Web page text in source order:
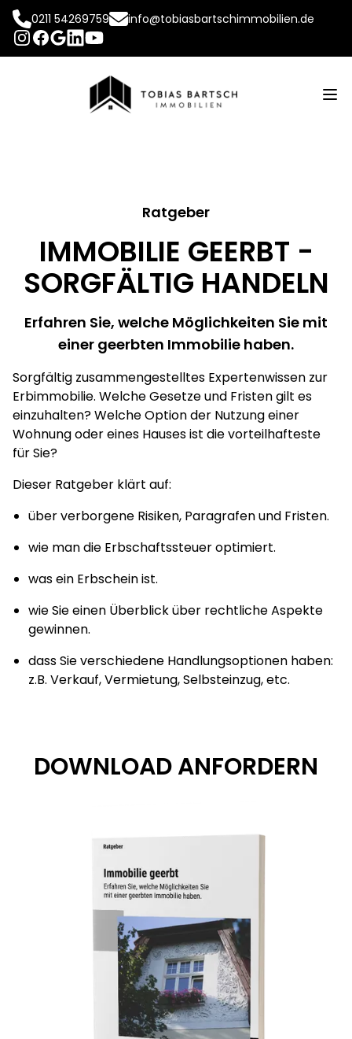
0211 54269759
info@tobiasbartschimmobilien.de
INSTAGRAM
FACEBOOK
GOOGLE
LINKEDINYOUTUBE
Ratgeber
IMMOBILIE GEERBT -
SORGFÄLTIG HANDELN
Erfahren Sie, welche Möglichkeiten Sie mit
einer geerbten Immobilie haben.
Sorgfältig zusammengestelltes Expertenwissen zur
Erbimmobilie. Welche Gesetze und Fristen gilt es
einzuhalten? Welche Option der Nutzung einer
Wohnung oder eines Hauses ist die vorteilhafteste
für Sie?
Dieser Ratgeber klärt auf:
über verborgene Risiken, Paragrafen und Fristen.
wie man die Erbschaftssteuer optimiert.
was ein Erbschein ist.
wie Sie einen Überblick über rechtliche Aspekte
gewinnen.
dass Sie verschiedene Handlungsoptionen haben:
z.B. Verkauf, Vermietung, Selbsteinzug, etc.
DOWNLOAD ANFORDERN